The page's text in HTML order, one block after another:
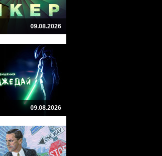
09.08.2026
09.08.2026